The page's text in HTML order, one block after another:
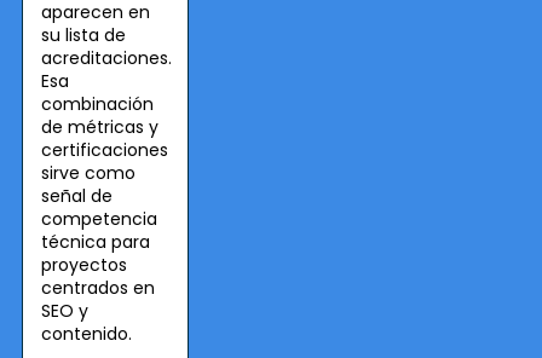
aparecen en
su lista de
acreditaciones.
Esa
combinación
de métricas y
certificaciones
sirve como
señal de
competencia
técnica para
proyectos
centrados en
SEO y
contenido.